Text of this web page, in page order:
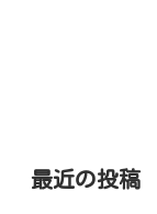
最近の投稿